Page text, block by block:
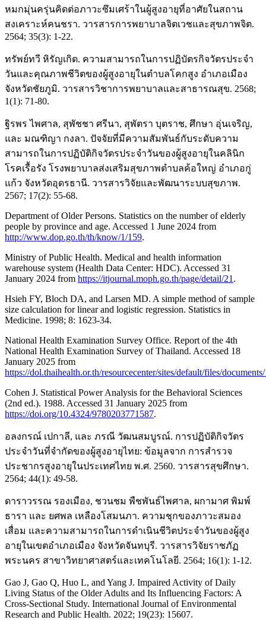
หมกมุ่นครุ่นคิดต่อภาวะซึมเศร้าในผู้สูงอายุที่อาศัยในสถาน
สงเคราะห์คนชรา. วารสารการพยาบาลจิตเวชและสุขภาพจิต.
2564; 35(3): 1-22.
ทรัพย์ทวี หิรัญเกิด. ความสามารถในการปฏิบัตรกิจวัตรประจำ
วันและคุณภาพชีวิตของผู้สูงอายุในตำบลโคกสูง อำเภอเมือง
จังหวัดชัยภูมิ. วารสารวิชาการพยาบาลและสาธารณสุข. 2568;
1(1): 71-80.
ฐิรพร ไพศาล, สุพัชชา ศรีนา, สุพัตรา บุตราช, ศึกษา อุ่นเจริญ,
และ มณฑิญา กงลา. ปัจจัยที่มีความสัมพันธ์กับระดับความ
สามารถในการปฏิบัติกิจวัตรประจำวันของผู้สูงอายุในคลินิก
โรคเรื้อรัง โรงพยาบาลส่งเสริมสุขภาพตำบลค้อใหญ่ อำเภอกู่
แก้ว จังหวัดอุดรธานี. วารสารวิจัยและพัฒนาระบบสุขภาพ.
2567; 17(2): 55-68.
Department of Older Persons. Statistics on the number of elderly
people by province and age. Accessed 1 June 2024 from
http://www.dop.go.th/th/know/1/159.
Ministry of Public Health. Medical and health information
warehouse system (Health Data Center: HDC). Accessed 31
January 2024 from https://itjournal.moph.go.th/page/detail/21 .
Hsieh FY, Bloch DA, and Larsen MD. A simple method of sample
size calculation for linear and logistic regression. Statistics in
Medicine. 1998; 8: 1623-34.
National Health Examination Survey Office. Report of the 4th
National Health Examination Survey of Thailand. Accessed 18
January 2025 from
https://dol.thaihealth.or.th/resourcecenter/sites/default/files/
Cohen J. Statistical Power Analysis for the Behavioral Sciences
(2nd ed.). 1988. Accessed 31 January 2025 from
https://doi.org/10.4324/9780203771587.
อลงกรณ์ เปกาลี, และ ภรณี วัฒนสมบูรณ์. การปฏิบัติกิจวัตร
ประจำวันที่จำกัดของผู้สูงอายุไทย: ข้อมูลจาก การสำรวจ
ประชากรสูงอายุในประเทศไทย พ.ศ. 2560. วารสารสุขศึกษา.
2564; 44(1): 49-58.
ดาราวรรณ รองเมือง, ชวนชม พืชพันธ์ไพศาล, ผกามาศ พิมพ์
ธารา และ ยศพล เหลืองโสมนภา. ความชุกของภาวะสมอง
เสื่อม และความสามารถในการดำเนินชีวิตประจำวันของผู้สูง
อายุในเขตอำเภอเมือง จังหวัดจันทบุรี. วารสารวิจัยราชภัฏ
พระนคร สาขาวิทยาศาสตร์และเทคโนโลยี. 2564; 16(1): 1-12.
Gao J, Gao Q, Huo L, and Yang J. Impaired Activity of Daily
Living Status of the Older Adults and Its Influencing Factors: A
Cross-Sectional Study. International Journal of Environmental
Research and Public Health. 2022; 19(23): 15607.